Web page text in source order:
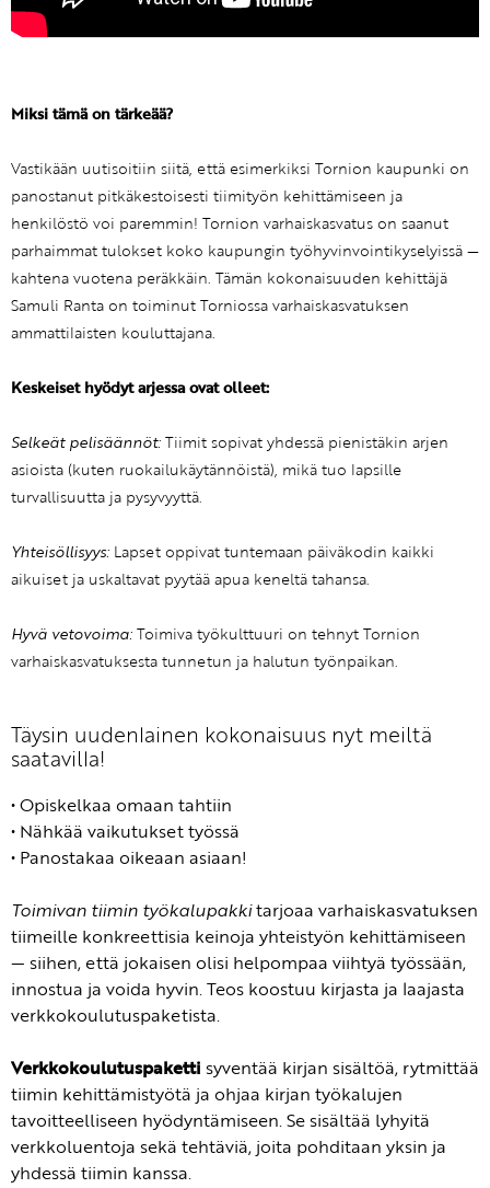
Miksi tämä on tärkeää?
Vastikään uutisoitiin siitä, että esimerkiksi Tornion kaupunki on
panostanut pitkäkestoisesti tiimityön kehittämiseen ja
henkilöstö voi paremmin! Tornion varhaiskasvatus on saanut
parhaimmat tulokset koko kaupungin työhyvinvointikyselyissä —
kahtena vuotena peräkkäin. Tämän kokonaisuuden kehittäjä
Samuli Ranta on toiminut Torniossa varhaiskasvatuksen
ammattilaisten kouluttajana.
Keskeiset hyödyt arjessa ovat olleet:
Selkeät pelisäännöt: Tiimit sopivat yhdessä pienistäkin arjen
asioista (kuten ruokailukäytännöistä), mikä tuo lapsille
turvallisuutta ja pysyvyyttä.
Yhteisöllisyys: Lapset oppivat tuntemaan päiväkodin kaikki
aikuiset ja uskaltavat pyytää apua keneltä tahansa.
Hyvä vetovoima: Toimiva työkulttuuri on tehnyt Tornion
varhaiskasvatuksesta tunnetun ja halutun työnpaikan.
Täysin uudenlainen kokonaisuus nyt meiltä
saatavilla!
• Opiskelkaa omaan tahtiin
• Nähkää vaikutukset työssä
• Panostakaa oikeaan asiaan!
Toimivan tiimin työkalupakkitarjoaa varhaiskasvatuksen
tiimeille konkreettisia keinoja yhteistyön kehittämiseen
— siihen, että jokaisen olisi helpompaa viihtyä työssään,
innostua ja voida hyvin. Teos koostuu kirjasta ja laajasta
verkkokoulutuspaketista.
Verkkokoulutuspaketti syventää kirjan sisältöä, rytmittää
tiimin kehittämistyötä ja ohjaa kirjan työkalujen
tavoitteelliseen hyödyntämiseen. Se sisältää lyhyitä
verkkoluentoja sekä tehtäviä, joita pohditaan yksin ja
yhdessä tiimin kanssa.